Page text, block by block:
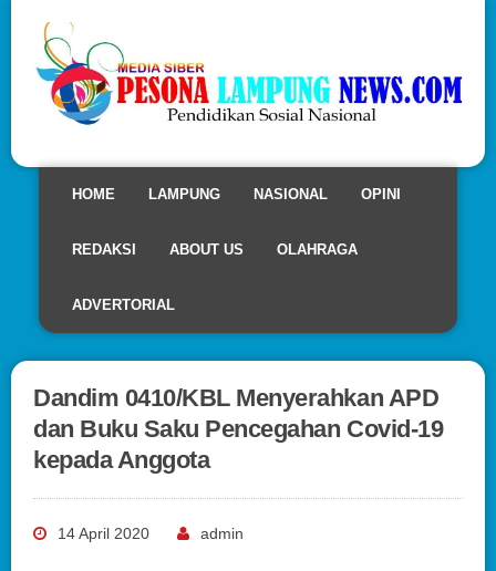
HOME LAMPUNG NASIONAL OPINI
REDAKSI ABOUT US OLAHRAGA
ADVERTORIAL
Dandim 0410/KBL Menyerahkan APD
dan Buku Saku Pencegahan Covid-19
kepada Anggota
14 April 2020 admin